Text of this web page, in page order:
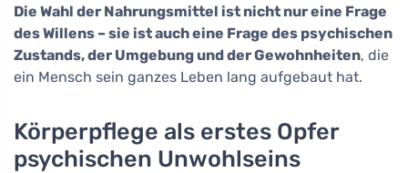
Die Wahl der Nahrungsmittel ist nicht nur eine Frage
des Willens – sie ist auch eine Frage des psychischen
Zustands, der Umgebung und der Gewohnheiten, die
ein Mensch sein ganzes Leben lang aufgebaut hat.
Körperpflege als erstes Opfer
psychischen Unwohlseins